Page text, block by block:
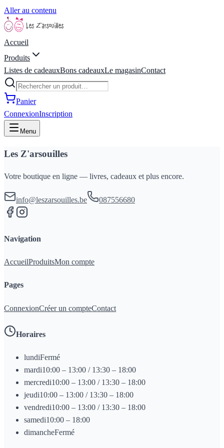
Aller au contenu
Accueil
Produits
Listes de cadeauxBons cadeauxLe magasinContact
Panier
ConnexionInscription
Menu
Les Z'arsouilles
Votre boutique en ligne — livres, cadeaux et plus encore.
info@leszarsouilles.be 087556680
Navigation
AccueilProduitsMon compte
Pages
ConnexionCréer un compteContact
Horaires
lundiFermé
mardi10:00 – 13:00 / 13:30 – 18:00
mercredi10:00 – 13:00 / 13:30 – 18:00
jeudi10:00 – 13:00 / 13:30 – 18:00
vendredi10:00 – 13:00 / 13:30 – 18:00
samedi10:00 – 18:00
dimancheFermé